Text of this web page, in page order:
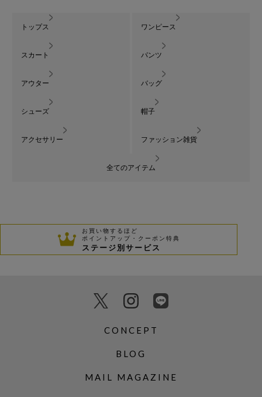
トップス ワンピース
スカート パンツ
アウター バッグ
シューズ 帽子
アクセサリー ファッション雑貨
全てのアイテム
お買い物するほど
ポイントアップ・クーポン特典
ステージ別サービス
CONCEPT
BLOG
MAIL MAGAZINE